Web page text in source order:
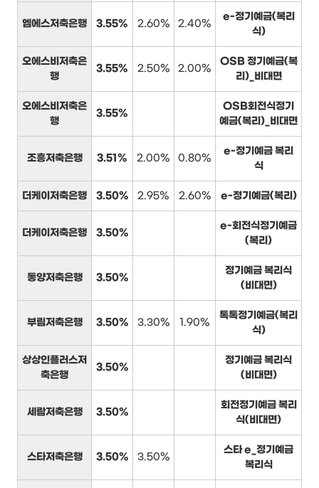
엠에스저축은행 3.55% 2.60% 2.40%
e-정기예금(복리
식)
오에스비저축은
행
3.55% 2.50% 2.00%
OSB 정기예금(복
리)_비대면
오에스비저축은
행
3.55%
OSB회전식정기
예금(복리)_비대면
조흥저축은행 3.51% 2.00% 0.80%
e-정기예금 복리
식
더케이저축은행 3.50% 2.95% 2.60% e-정기예금(복리)
더케이저축은행 3.50%
e-회전식정기예금
(복리)
동양저축은행 3.50%
정기예금 복리식
(비대면)
부림저축은행 3.50% 3.30% 1.90%
톡톡정기예금(복리
식)
상상인플러스저
축은행
3.50%
정기예금 복리식
(비대면)
세람저축은행 3.50%
회전정기예금 복리
식(비대면)
스타저축은행 3.50% 3.50%
스타 e_정기예금
복리식